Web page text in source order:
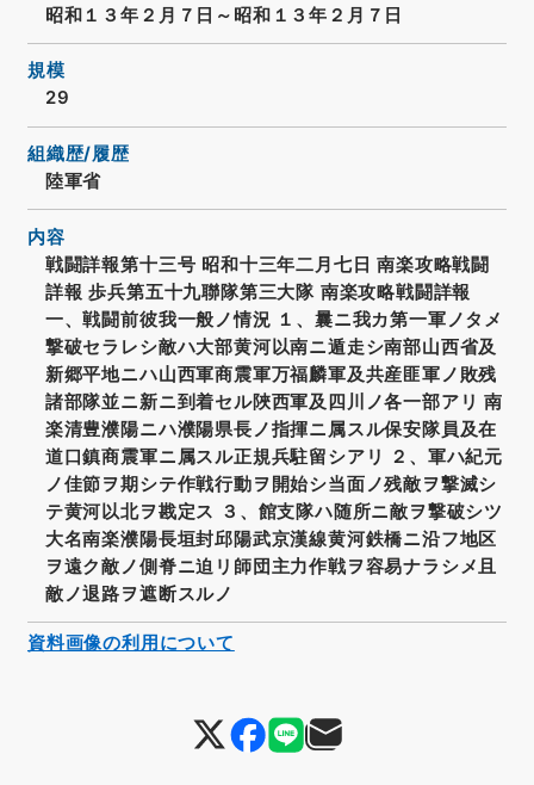
昭和１３年２月７日～昭和１３年２月７日
規模
29
組織歴/履歴
陸軍省
内容
戦闘詳報第十三号 昭和十三年二月七日 南楽攻略戦闘
詳報 歩兵第五十九聯隊第三大隊 南楽攻略戦闘詳報
一、戦闘前彼我一般ノ情況 １、曩ニ我カ第一軍ノタメ
撃破セラレシ敵ハ大部黄河以南ニ遁走シ南部山西省及
新郷平地ニハ山西軍商震軍万福麟軍及共産匪軍ノ敗残
諸部隊並ニ新ニ到着セル陜西軍及四川ノ各一部アリ 南
楽清豊濮陽ニハ濮陽県長ノ指揮ニ属スル保安隊員及在
道口鎮商震軍ニ属スル正規兵駐留シアリ ２、軍ハ紀元
ノ佳節ヲ期シテ作戦行動ヲ開始シ当面ノ残敵ヲ撃滅シ
テ黄河以北ヲ戡定ス ３、館支隊ハ随所ニ敵ヲ撃破シツ
大名南楽濮陽長垣封邱陽武京漢線黄河鉄橋ニ沿フ地区
ヲ遠ク敵ノ側脊ニ迫リ師団主力作戦ヲ容易ナラシメ且
敵ノ退路ヲ遮断スルノ
資料画像の利用について